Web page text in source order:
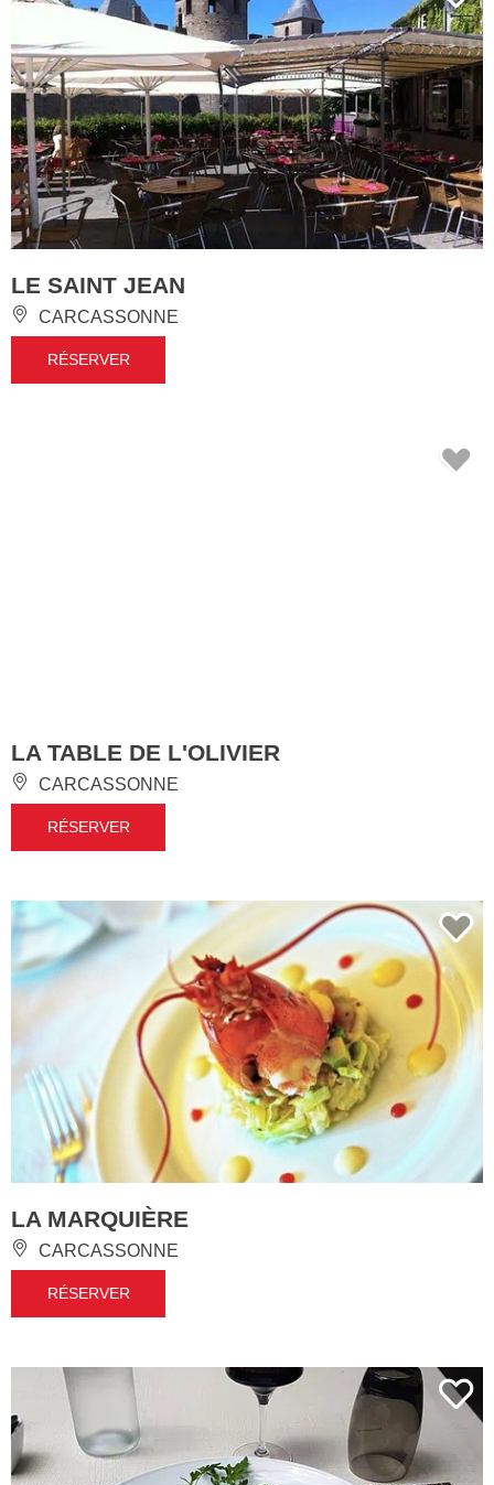
LE SAINT JEAN
CARCASSONNE
RÉSERVER
LA TABLE DE L'OLIVIER
CARCASSONNE
RÉSERVER
LA MARQUIÈRE
CARCASSONNE
RÉSERVER